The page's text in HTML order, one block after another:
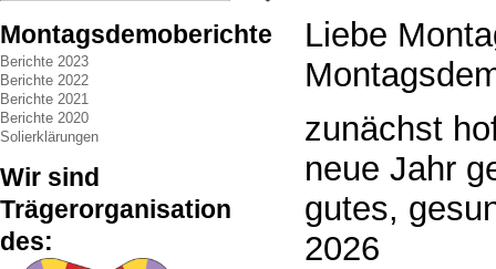
Montagsdemoberichte
Berichte 2023
Berichte 2022
Berichte 2021
Berichte 2020
Solierklärungen
Wir sind
Trägerorganisation
des:
Liebe
zunächst
neue Jahr
gutes,
2026